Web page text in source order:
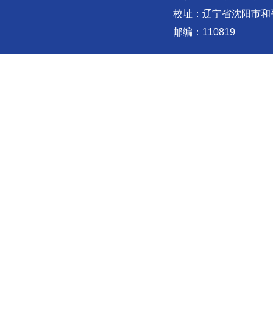
校址：辽宁省沈阳市
邮编：110819